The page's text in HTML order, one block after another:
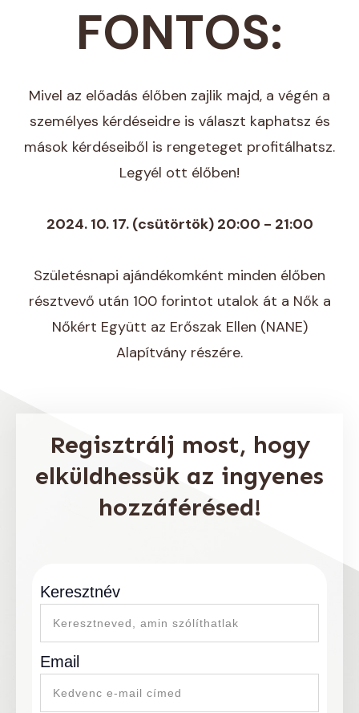
FONTOS:
Mivel az előadás élőben zajlik majd, a végén a
személyes kérdéseidre is választ kaphatsz és
mások kérdéseiből is rengeteget profitálhatsz.
Legyél ott élőben!
2024. 10. 17. (csütörtök) 20:00 - 21:00
Születésnapi ajándékomként minden élőben
résztvevő után 100 forintot utalok át a Nők a
Nőkért Együtt az Erőszak Ellen (NANE)
Alapítvány részére.
Regisztrálj most, hogy
elküldhessük az ingyenes
hozzáférésed!
Keresztnév
Email